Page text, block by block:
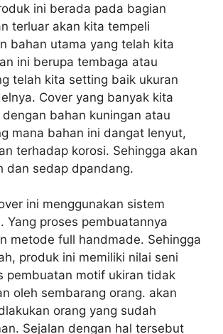
ini berada pada bagian
terluar akan kita tempeli
bahan utama yang telah kita
ini berupa tembaga atau
telah kita setting baik ukuran
Cover yang banyak kita
bahan kuningan atau
mana bahan ini dangat lenyut,
terhadap korosi. Sehingga akan
dan sedap dpandang.
ini menggunakan sistem
Yang proses pembuatannya
metode full handmade. Sehingga
produk ini memiliki nilai seni
pembuatan motif ukiran tidak
oleh sembarang orang. akan
orang yang sudah
Sejalan dengan hal tersebut